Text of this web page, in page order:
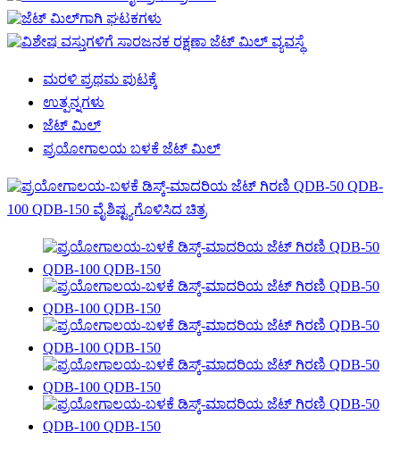
ಮರಳಿ ಪ್ರಥಮ ಪುಟಕ್ಕೆ
ಉತ್ಪನ್ನಗಳು
ಜೆಟ್ ಮಿಲ್
ಪ್ರಯೋಗಾಲಯ ಬಳಕೆ ಜೆಟ್ ಮಿಲ್